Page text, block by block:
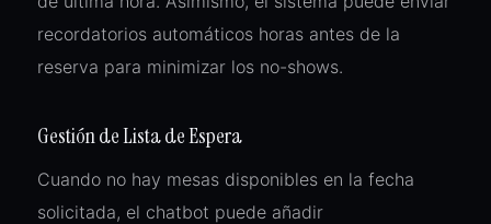
recordatorios automáticos horas antes de la
reserva para minimizar los no-shows.
Gestión de Lista de Espera
Cuando no hay mesas disponibles en la fecha
solicitada, el chatbot puede añadir